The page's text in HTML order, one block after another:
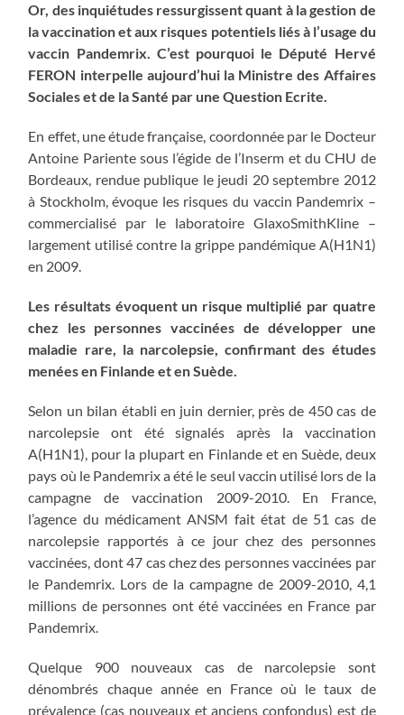
Or, des inquiétudes ressurgissent quant à la gestion de
la vaccination et aux risques potentiels liés à l’usage du
vaccin Pandemrix. C’est pourquoi le Député Hervé
FERON interpelle aujourd’hui la Ministre des Affaires
Sociales et de la Santé par une Question Ecrite.
En effet, une étude française, coordonnée par le Docteur
Antoine Pariente sous l’égide de l’Inserm et du CHU de
Bordeaux, rendue publique le jeudi 20 septembre 2012
à Stockholm, évoque les risques du vaccin Pandemrix –
commercialisé par le laboratoire GlaxoSmithKline –
largement utilisé contre la grippe pandémique A(H1N1)
en 2009.
Les résultats évoquent un risque multiplié par quatre
chez les personnes vaccinées de développer une
maladie rare, la narcolepsie, confirmant des études
menées en Finlande et en Suède.
Selon un bilan établi en juin dernier, près de 450 cas de
narcolepsie ont été signalés après la vaccination
A(H1N1), pour la plupart en Finlande et en Suède, deux
pays où le Pandemrix a été le seul vaccin utilisé lors de la
campagne de vaccination 2009-2010. En France,
l’agence du médicament ANSM fait état de 51 cas de
narcolepsie rapportés à ce jour chez des personnes
vaccinées, dont 47 cas chez des personnes vaccinées par
le Pandemrix. Lors de la campagne de 2009-2010, 4,1
millions de personnes ont été vaccinées en France par
Pandemrix.
Quelque 900 nouveaux cas de narcolepsie sont
dénombrés chaque année en France où le taux de
prévalence (cas nouveaux et anciens confondus) est de